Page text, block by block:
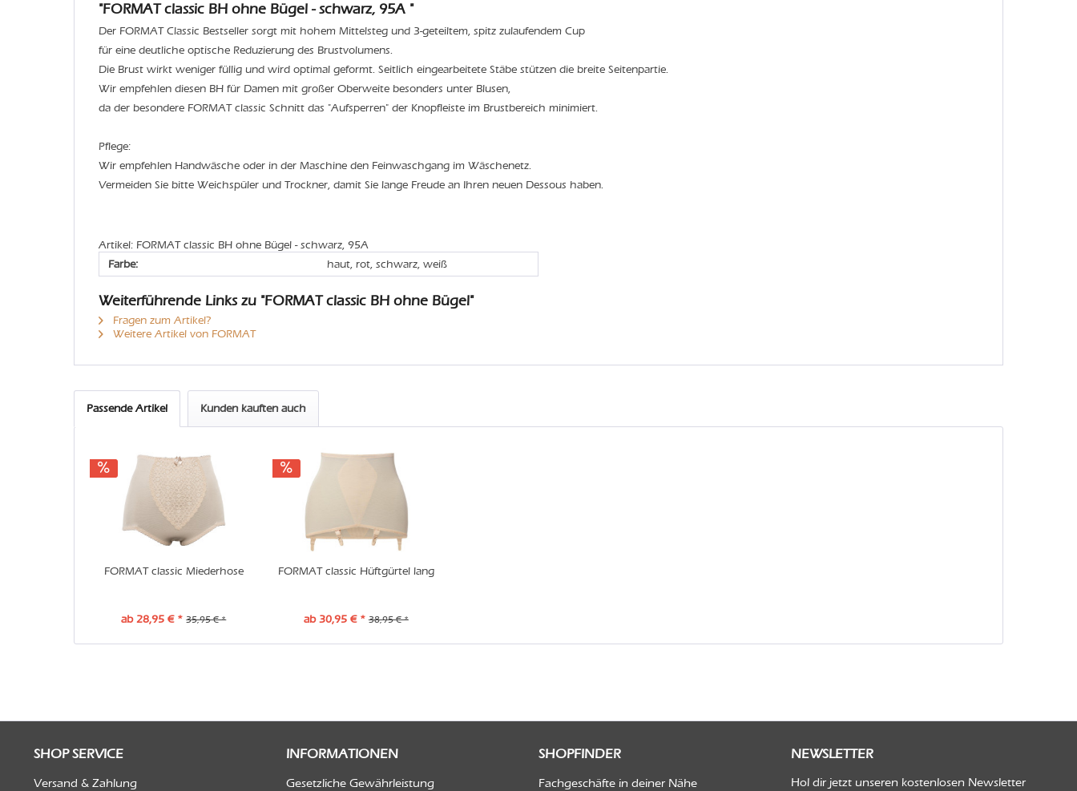
"FORMAT classic BH ohne Bügel - schwarz, 95A "
Der FORMAT Classic Bestseller sorgt mit hohem Mittelsteg und 3-geteiltem, spitz zulaufendem Cup
für eine deutliche optische Reduzierung des Brustvolumens.
Die Brust wirkt weniger füllig und wird optimal geformt. Seitlich eingearbeitete Stäbe stützen die breite Seitenpartie.
Wir empfehlen diesen BH für Damen mit großer Oberweite besonders unter Blusen,
da der besondere FORMAT classic Schnitt das "Aufsperren" der Knopfleiste im Brustbereich minimiert.
Pflege:
Wir empfehlen Handwäsche oder in der Maschine den Feinwaschgang im Wäschenetz.
Vermeiden Sie bitte Weichspüler und Trockner, damit Sie lange Freude an Ihren neuen Dessous haben.
Artikel: FORMAT classic BH ohne Bügel - schwarz, 95A
Farbe:
haut, rot, schwarz, weiß
Weiterführende Links zu "FORMAT classic BH ohne Bügel"
Fragen zum Artikel?
Weitere Artikel von FORMAT
Passende Artikel Kunden kauften auch
FORMAT classic Miederhose
ab 28,95 € * 35,95 € *
FORMAT classic Hüftgürtel lang
ab 30,95 € * 38,95 € *
SHOP SERVICE
Versand & Zahlung
INFORMATIONEN
Gesetzliche Gewährleistung
SHOPFINDER
Fachgeschäfte in deiner Nähe
NEWSLETTER
Hol dir jetzt unseren kostenlosen Newsletter